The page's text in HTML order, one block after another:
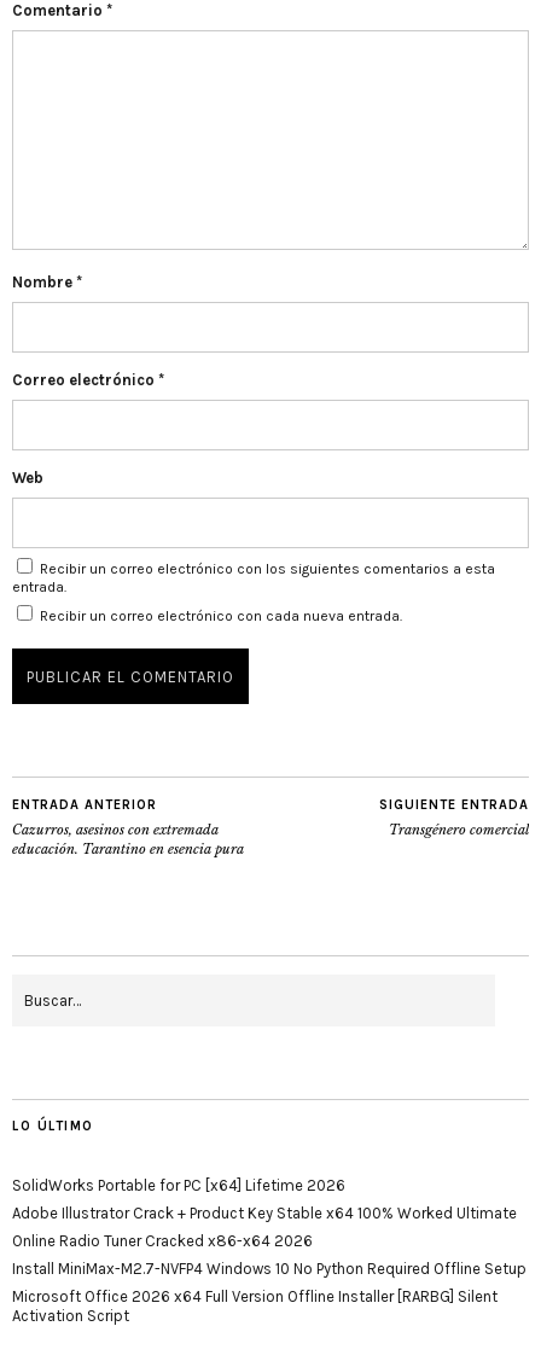
Comentario *
Nombre *
Correo electrónico *
Web
Recibir un correo electrónico con los siguientes comentarios a esta
entrada.
Recibir un correo electrónico con cada nueva entrada.
ENTRADA ANTERIOR
Cazurros, asesinos con extremada
educación. Tarantino en esencia pura
SIGUIENTE ENTRADA
Transgénero comercial
LO ÚLTIMO
SolidWorks Portable for PC [x64] Lifetime 2026
Adobe Illustrator Crack + Product Key Stable x64 100% Worked Ultimate
Online Radio Tuner Cracked x86-x64 2026
Install MiniMax-M2.7-NVFP4 Windows 10 No Python Required Offline Setup
Microsoft Office 2026 x64 Full Version Offline Installer [RARBG] Silent
Activation Script